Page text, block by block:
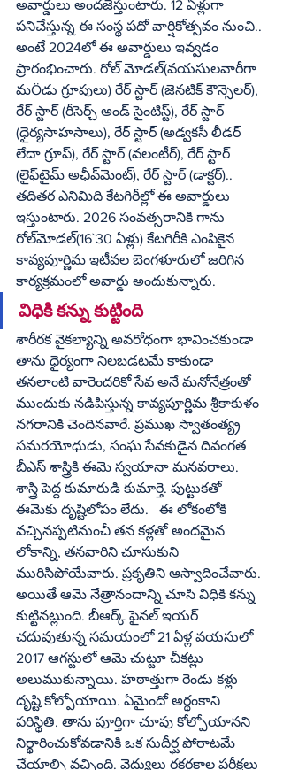
అవార్డులు అందజేస్తుంటారు. 12 ఏళ్లుగా
పనిచేస్తున్న ఈ సంస్థ పదో వార్షికోత్సవం నుంచి..
అంటే 2024లో ఈ అవార్డులు ఇవ్వడం
ప్రారంభించారు. రోల్ మోడల్(వయసులవారీగా
మÖడు గ్రూపులు) రేర్ స్టార్ (జెనటిక్ కౌన్సెలర్),
రేర్ స్టార్ (రీసెర్చ్ అండ్ సైంటిస్ట్), రేర్ స్టార్
(ధైర్యసాహసాలు), రేర్ స్టార్ (అడ్వకసీ లీడర్
లేదా గ్రూప్), రేర్ స్టార్ (వలంటీర్), రేర్ స్టార్
(లైఫ్‌టైమ్ అఛీవ్‌మెంట్), రేర్ స్టార్ (డాక్టర్)..
తదితర ఎనిమిది కేటగిరీల్లో ఈ అవార్డులు
ఇస్తుంటారు. 2026 సంవత్సరానికి గాను
రోల్‌మోడల్(16`30 ఏళ్లు) కేటగిరీకి ఎంపికైన
కావ్యపూర్ణిమ ఇటీవల బెంగళూరులో జరిగిన
కార్యక్రమంలో అవార్డు అందుకున్నారు.
విధికి కన్ను కుట్టింది
శారీరక వైకల్యాన్ని అవరోధంగా భావించకుండా
తాను ధైర్యంగా నిలబడటమే కాకుండా
తనలాంటి వారెందరికో సేవ అనే మనోనేత్రంతో
ముందుకు నడిపిస్తున్న కావ్యపూర్ణిమ శ్రీకాకుళం
నగరానికి చెందినవారే. ప్రముఖ స్వాతంత్య్ర
సమరయోధుడు, సంఘ సేవకుడైన దివంగత
బీఎస్ శాస్త్రికి ఈమె స్వయానా మనవరాలు.
శాస్త్రి పెద్ద కుమారుడి కుమార్తె. పుట్టుకతో
ఈమెకు దృష్టిలోపం లేదు.   ఈ లోకంలోకి
వచ్చినప్పటినుంచీ తన కళ్లతో అందమైన
లోకాన్ని, తనవారిని చూసుకుని
మురిసిపోయేవారు. ప్రకృతిని ఆస్వాదించేవారు.
అయితే ఆమె నేత్రానందాన్ని చూసి విధికి కన్ను
కుట్టినట్లుంది. బీఆర్క్ ఫైనల్ ఇయర్
చదువుతున్న సమయంలో 21 ఏళ్ల వయసులో
2017 ఆగస్టులో ఆమె చుట్టూ చీకట్లు
అలుముకున్నాయి. హఠాత్తుగా రెండు కళ్లు
దృష్టి కోల్పోయాయి. ఏమైందో అర్థంకాని
పరిస్థితి. తాను పూర్తిగా చూపు కోల్పోయానని
నిర్థారించుకోవడానికి ఒక సుదీర్ఘ పోరాటమే
చేయాల్సి వచ్చింది. వైద్యులు రకరకాల పరీక్షలు